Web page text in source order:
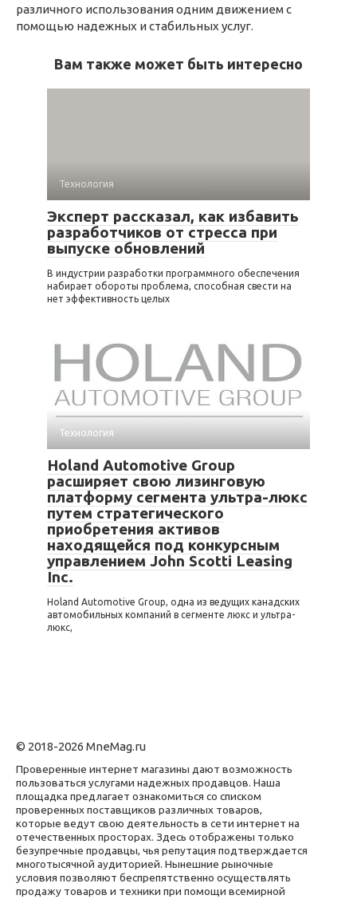
различного использования одним движением с
помощью надежных и стабильных услуг.
Вам также может быть интересно
Технология
Эксперт рассказал, как избавить
разработчиков от стресса при
выпуске обновлений
В индустрии разработки программного обеспечения
набирает обороты проблема, способная свести на
нет эффективность целых
Технология
Holand Automotive Group
расширяет свою лизинговую
платформу сегмента ультра-люкс
путем стратегического
приобретения активов
находящейся под конкурсным
управлением John Scotti Leasing
Inc.
Holand Automotive Group, одна из ведущих канадских
автомобильных компаний в сегменте люкс и ультра-
люкс,
© 2018-2026 MneMag.ru
Проверенные интернет магазины дают возможность
пользоваться услугами надежных продавцов. Наша
площадка предлагает ознакомиться со списком
проверенных поставщиков различных товаров,
которые ведут свою деятельность в сети интернет на
отечественных просторах. Здесь отображены только
безупречные продавцы, чья репутация подтверждается
многотысячной аудиторией. Нынешние рыночные
условия позволяют беспрепятственно осуществлять
продажу товаров и техники при помощи всемирной